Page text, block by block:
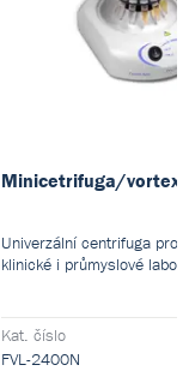
Minicetrifuga/vortex
Univerzální centrifuga pro
klinické i průmyslové
Kat. číslo
FVL-2400N